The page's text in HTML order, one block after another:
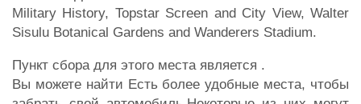
Military History, Topstar Screen and City View, Walter
Sisulu Botanical Gardens and Wanderers Stadium.
Пункт сбора для этого места является .
Вы можете найти Есть более удобные места, чтобы